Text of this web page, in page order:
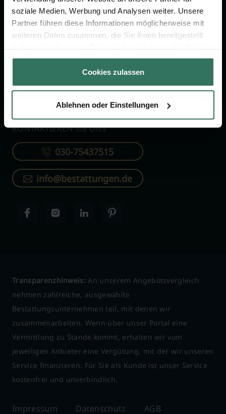
soziale Medien, Werbung und Analysen weiter. Unsere
Partner führen diese Informationen möglicherweise mit
weiteren Daten zusammen, die Sie ihnen bereitgestellt
gesammelt haben.
Cookies zulassen
Ablehnen oder Einstellungen
Ratgeber
Verzeichnis
Kostenlos registrieren
KONTAKTIEREN SIE UNS
030-75437515
info@bestattungen.de
Transparenzhinweis: An unserem Angebotsvergleich
nehmen zahlreiche, ausgewählte
Bestattungsunternehmen teil, mit denen wir
zusammenarbeiten. Wenn über unser Portal eine
Vermittlung zu Stande kommt, erhalten wir vom
jeweiligen Anbieter eine Vergütung, mit der wir unseren
Service finanzieren. Für Sie als Kunde ist unser Service
kostenfrei und unverbindlich.
Impressum Datenschutz AGB